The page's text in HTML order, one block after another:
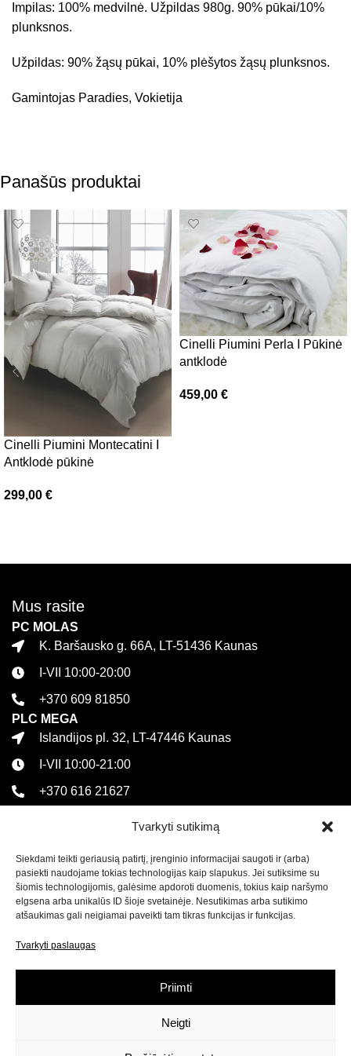
Tvarkyti sutikimą
Siekdami teikti geriausią patirtį, įrenginio informacijai saugoti ir (arba)
pasiekti naudojame tokias technologijas kaip slapukus. Jei sutiksime su
šiomis technologijomis, galėsime apdoroti duomenis, tokius kaip naršymo
elgsena arba unikalūs ID šioje svetainėje. Nesutikimas arba sutikimo
atšaukimas gali neigiamai paveikti tam tikras funkcijas ir funkcijas.
Tvarkyti paslaugas
Priimti
Neigti
Impilas: 100% medvilnė. Užpildas 980g. 90% pūkai/10%
plunksnos.
Užpildas: 90% žąsų pūkai, 10% plėšytos žąsų plunksnos.
Gamintojas Paradies, Vokietija
Panašūs produktai
Cinelli Piumini Montecatini I
Antklodė pūkinė
299,00 €
Cinelli Piumini Perla I Pūkinė
antklodė
459,00 €
Mus rasite
PC MOLAS
K. Baršausko g. 66A, LT-51436 Kaunas
I-VII 10:00-20:00
+370 609 81850
PLC MEGA
Islandijos pl. 32, LT-47446 Kaunas
I-VII 10:00-21:00
+370 616 21627
Pirkimo sąlygos ir taisyklės
Privatumo politika
Sekite mus
Prenumeruokite naujienlaiškį irgaukite net 15% nuolaidą
savo pirmam apsipirkimui mūsų el. parduotuvėje!